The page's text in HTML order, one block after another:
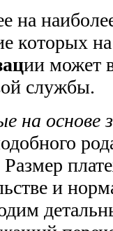
на
которых
ии может
службы.
на основе
и